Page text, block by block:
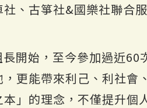
、古箏社&國樂社聯合
開始，至今參加過近60
更能帶來利己、利社會
」的理念，不僅提升個